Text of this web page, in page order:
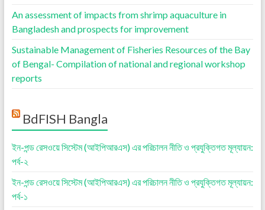
An assessment of impacts from shrimp aquaculture in
Bangladesh and prospects for improvement
Sustainable Management of Fisheries Resources of the Bay
of Bengal- Compilation of national and regional workshop
reports
BdFISH Bangla
ইন-পন্ড রেসওয়ে সিস্টেম (আইপিআরএস) এর পরিচালন নীতি ও প্রযুক্তিগত মূল্যায়ন:
পর্ব-২
ইন-পন্ড রেসওয়ে সিস্টেম (আইপিআরএস) এর পরিচালন নীতি ও প্রযুক্তিগত মূল্যায়ন:
পর্ব-১